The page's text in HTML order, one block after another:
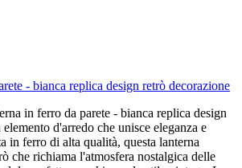
- bianca replica design retrò decorazione
in ferro da parete - bianca replica design
d'arredo che unisce eleganza e
in ferro di alta qualità, questa lanterna
che richiama l'atmosfera nostalgica delle